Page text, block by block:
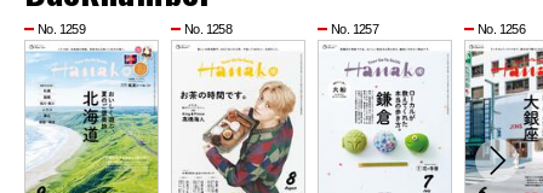
No. 1259 No. 1258 No. 1257 No. 1256